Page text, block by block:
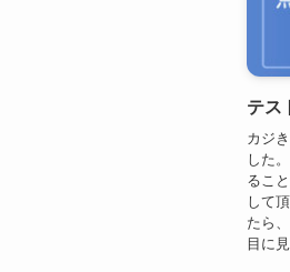
テス
カジ
した
るこ
して
たら
目に